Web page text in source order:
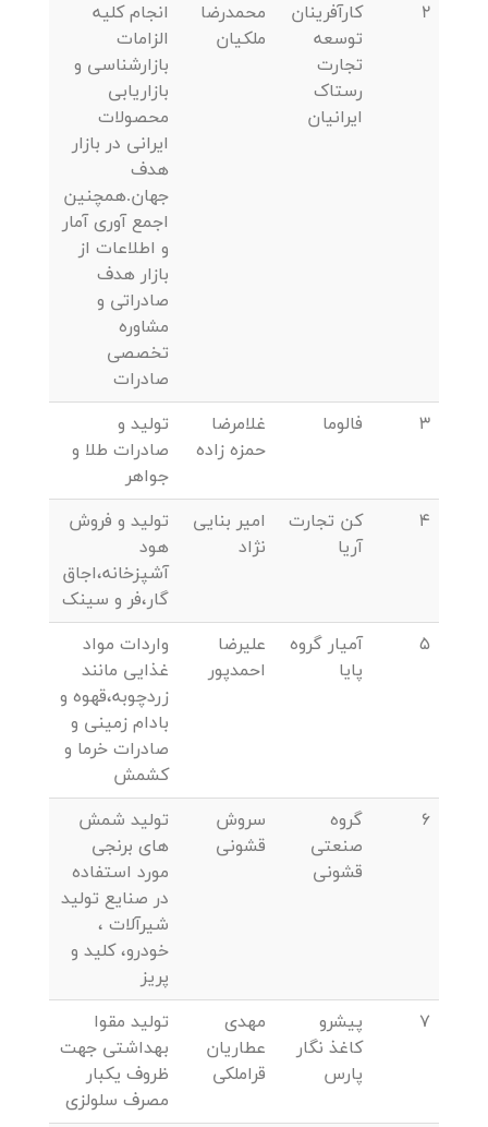
2
کارآفرینان
توسعه
تجارت
رستاک
ایرانیان
محمدرضا
ملکیان
انجام کلیه
الزامات
بازارشناسی و
بازاریابی
محصولات
ایرانی در بازار
هدف
جهان.همچنین
اجمع آوری آمار
و اطلاعات از
بازار هدف
صادراتی و
مشاوره
تخصصی
صادرات
3
فالوما
غلامرضا
حمزه زاده
تولید و
صادرات طلا و
جواهر
4
کن تجارت
آریا
امیر بنایی
نژاد
تولید و فروش
هود
آشپزخانه،اجاق
گار،فر و سینک
5
آمیار گروه
پایا
علیرضا
احمدپور
واردات مواد
غذایی مانند
زردچوبه،قهوه و
بادام زمینی و
صادرات خرما و
کشمش
6
گروه
صنعتی
قشونی
سروش
قشونی
تولید شمش
های برنجی
مورد استفاده
در صنایع تولید
شیرآلات ،
خودرو، کلید و
پریز
7
پیشرو
کاغذ نگار
پارس
مهدی
عطاریان
قراملکی
تولید مقوا
بهداشتی جهت
ظروف یکبار
مصرف سلولزی